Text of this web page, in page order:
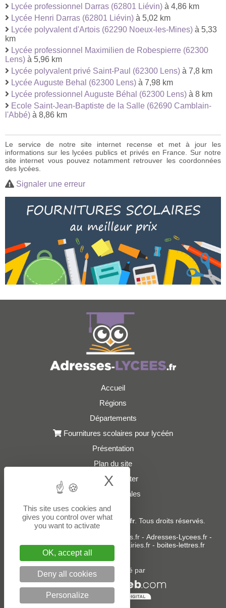
Lycée professionnel Darras (62801 Liévin) à 4,86 km
Lycée Henri Darras (62801 Liévin) à 5,02 km
Lycée polyvalent d'Artois (62290 Noeux-les-Mines) à 5,33
km
Lycée professionnel Maximilien de Robespierre (62300
Lens) à 5,96 km
Lycée polyvalent privé Saint-Paul (62300 Lens) à 7,8 km
Lycée Auguste Behal (62300 Lens) à 7,98 km
Lycée professionnel Auguste Béhal (62300 Lens) à 8 km
Ecole Saint-Jean-Baptiste de la Salle (62690 Camblain-
l'Abbé) à 8,86 km
Le service de notre site internet recense et met à jour les
informations sur les lycées publics et privés en France. Sur notre
site internet vous pouvez notamment retrouver les coordonnées
des lycées.
Signaler une erreur
Accueil
Régions
Départements
Fournitures scolaires pour lycéén
Présentation
Plan du site
Nous contacter
Mentions légales
© 2021 - 2026Adresses-Lycees.fr. Tous droits réservés.
donneespubliques.fr- Adresses-Lycees.fr-
Adresses-Ecoles.fr-Adresses-Mairies.fr- boites-lettres.fr
Un service édité par
This site uses cookies and
gives you control over what
you want to activate
OK, accept all
Deny all cookies
Personalize
X Hide cookie